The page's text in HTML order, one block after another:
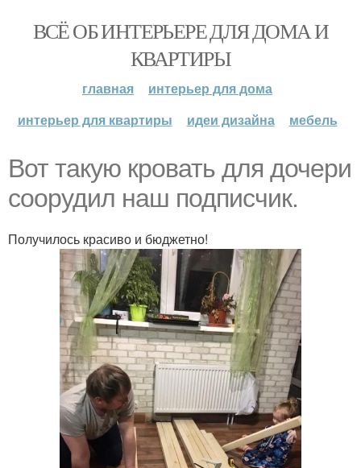
ВСЁ ОБ ИНТЕРЬЕРЕ ДЛЯ ДОМА И
КВАРТИРЫ
главная
интерьер для дома
интерьер для квартиры
идеи дизайна мебель
Вот такую кровать для дочери
соорудил наш подписчик.
Получилось красиво и бюджетно!